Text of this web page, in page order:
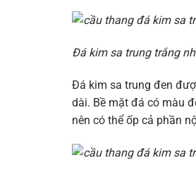
Đá kim sa trung trắng
Đá kim sa trung đen
dài. Bề mặt đá có màu
nên có thể ốp cả phần